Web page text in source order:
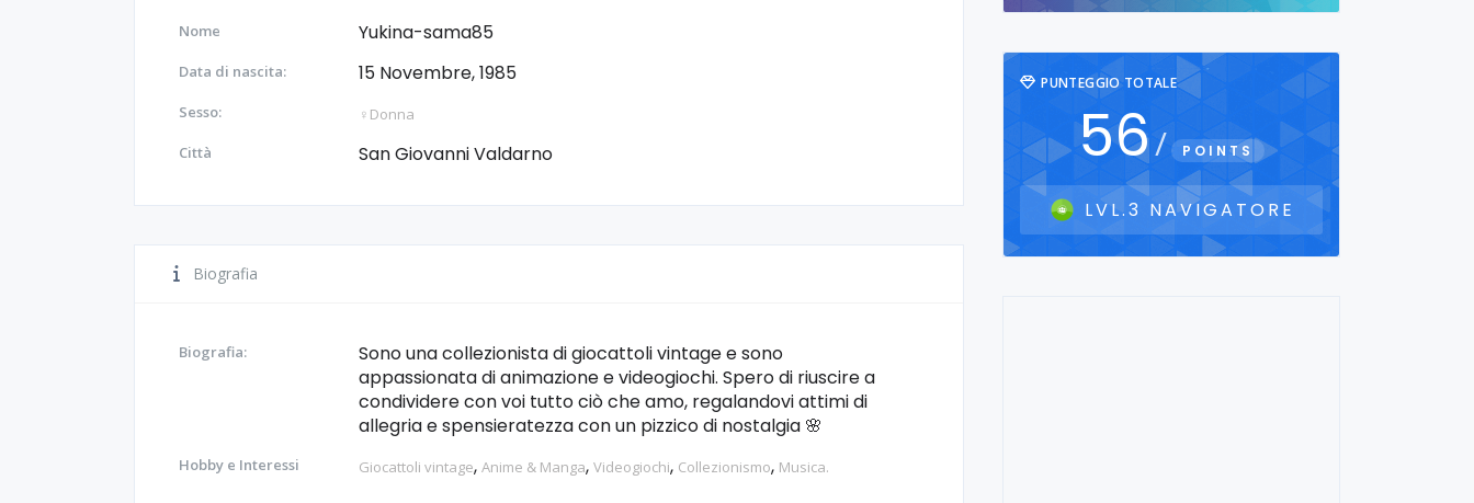
Nome Yukina-sama85
Data di nascita: 15 Novembre, 1985
Sesso:
♀️Donna
Città
San Giovanni Valdarno
Biografia
Biografia:
Sono una collezionista di giocattoli vintage e sono
appassionata di animazione e videogiochi. Spero di riuscire a
condividere con voi tutto ciò che amo, regalandovi attimi di
allegria e spensieratezza con un pizzico di nostalgia 🌸
Hobby e Interessi Giocattoli vintage, Anime & Manga, Videogiochi, Collezionismo, Musica.
PUNTEGGIO TOTALE
56/ POINTS
LVL.3 NAVIGATORE